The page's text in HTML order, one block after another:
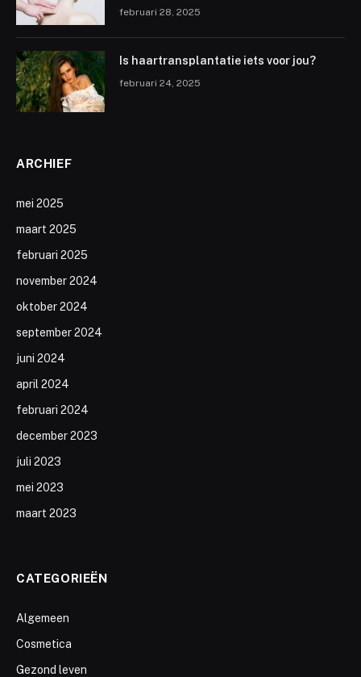
februari 28, 2025
Is haartransplantatie iets voor jou?
februari 24, 2025
ARCHIEF
mei 2025
maart 2025
februari 2025
november 2024
oktober 2024
september 2024
juni 2024
april 2024
februari 2024
december 2023
juli 2023
mei 2023
maart 2023
CATEGORIEËN
Algemeen
Cosmetica
Gezond leven